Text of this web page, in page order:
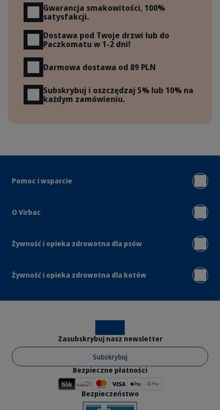
Gwarancja smakowitości, 100%
satysfakcji.
Dostawa pod Twoje drzwi lub do
Paczkomatu w 1-2 dni!
Darmowa dostawa od 89 PLN
Subskrybuj i oszczędzaj 5% lub 10% na
każdym zamówieniu.
Pomoc i wsparcie
O Virbac
Żywność i opieka zdrowotna dla psów
Żywność i opieka zdrowotna dla kotów
Zasubskrybuj nasz newsletter
Subskrybuj
Bezpieczne płatności
Bezpieczeństwo